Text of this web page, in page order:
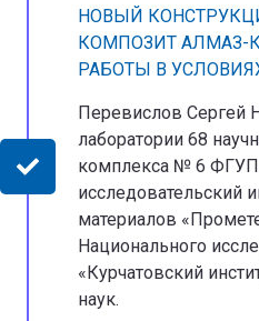
НОВЫЙ
КОМПОЗИТ АЛМАЗ-
РАБОТЫ В
Перевислов Сергей
лаборатории 68
комплекса № 6 ФГУП
исследовательский
материалов
Национального
«Курчатовский
наук.